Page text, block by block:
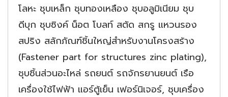
โลหะ ชุบเหล็ก ชุบทองเหลือง ชุบอลูมิเนียม ชุบ
ดีบุก ชุบซิงค์ น็อต โบลท์ สตัด สกรู แหวนรอง
สปริง สลักภัณฑ์ชิ้นใหญ่สำหรับงานโครงสร้าง
(Fastener part for structures zinc plating),
ชุบชิ้นส่วนอะไหล่ รถยนต์ รถจักรยานยนต์ เรือ
เครื่องใช้ไฟฟ้า แอร์ตู้เย็น เฟอร์นิเจอร์, ชุบเครื่อง